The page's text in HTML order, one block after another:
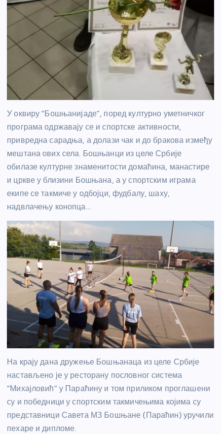
У оквиру “Бошњанијаде”, поред културно уметничког
програма одржавају се и спортске активности,
привредна сарадња, а долази чак и до бракова између
мештана ових села. Бошњанци из целе Србије
обилазе културне знаменитости домаћина, манастире
и цркве у близини Бошњана, а у спортским играма
екипе се такмиче у одбојци, фудбалу, шаху,
надвлачењу конопца…
На крају дана дружење Бошњанаца из целе Србије
настављено је у ресторану пословног система
“Михајловић” у Параћину и том приликом проглашени
су и победници у спортским такмичењима којима су
представници Савета МЗ Бошњане (Параћин) уручили
пехаре и дипломе.